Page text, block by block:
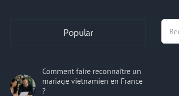
Popular
Comment faire reconnaître un
mariage vietnamien en France
?